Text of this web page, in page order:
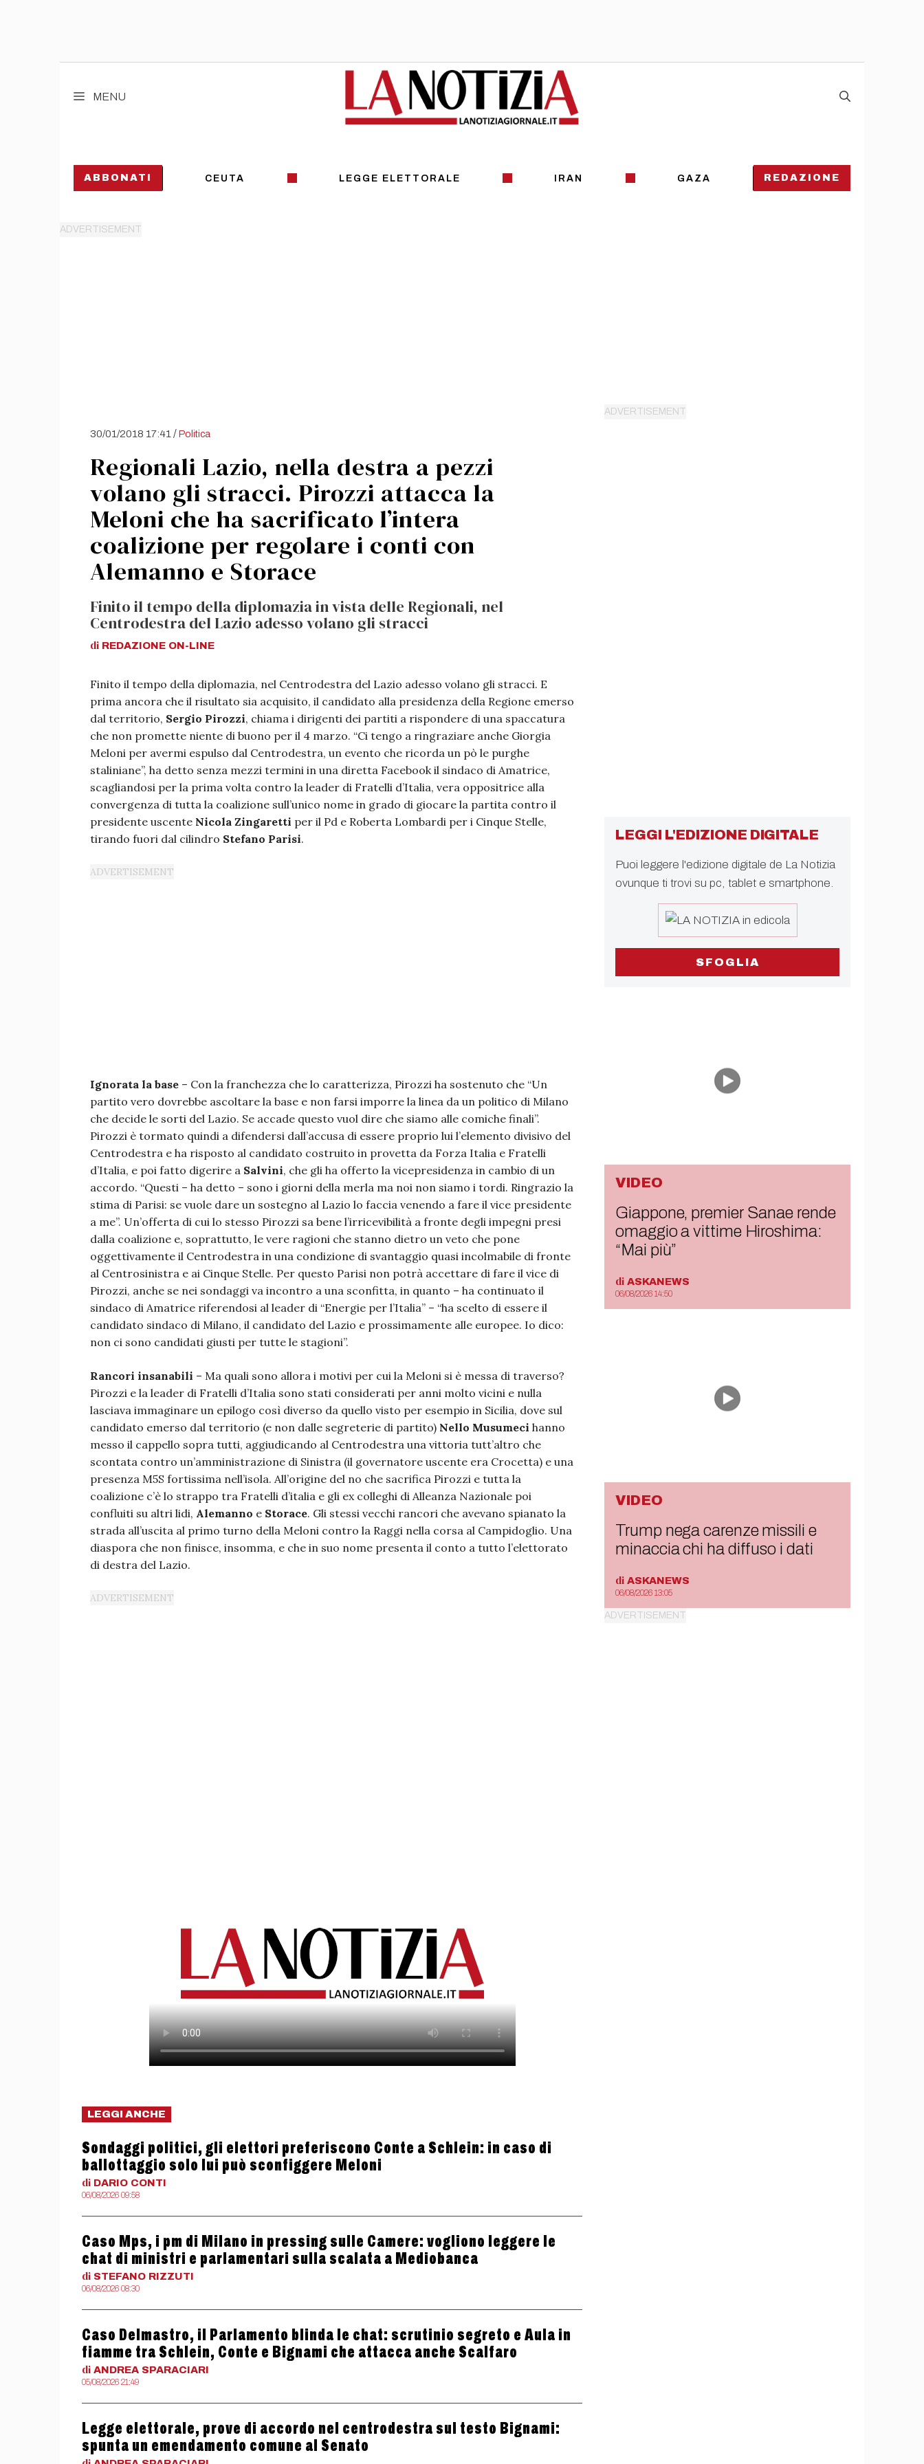
MENU
ABBONATI CEUTA LEGGE ELETTORALE IRAN GAZA REDAZIONE
30/01/2018 17:41 /Politica
Regionali Lazio, nella destra a pezzi
volano gli stracci. Pirozzi attacca la
Meloni che ha sacrificato l’intera
coalizione per regolare i conti con
Alemanno e Storace
Finito il tempo della diplomazia in vista delle Regionali, nel
Centrodestra del Lazio adesso volano gli stracci
di REDAZIONE ON-LINE
Finito il tempo della diplomazia, nel Centrodestra del Lazio adesso volano gli stracci. E
prima ancora che il risultato sia acquisito, il candidato alla presidenza della Regione emerso
dal territorio, Sergio Pirozzi, chiama i dirigenti dei partiti a rispondere di una spaccatura
che non promette niente di buono per il 4 marzo. “Ci tengo a ringraziare anche Giorgia
Meloni per avermi espulso dal Centrodestra, un evento che ricorda un pò le purghe
staliniane”, ha detto senza mezzi termini in una diretta Facebook il sindaco di Amatrice,
scagliandosi per la prima volta contro la leader di Fratelli d’Italia, vera oppositrice alla
convergenza di tutta la coalizione sull’unico nome in grado di giocare la partita contro il
presidente uscente Nicola Zingaretti per il Pd e Roberta Lombardi per i Cinque Stelle,
tirando fuori dal cilindro Stefano Parisi.
Ignorata la base – Con la franchezza che lo caratterizza, Pirozzi ha sostenuto che “Un
partito vero dovrebbe ascoltare la base e non farsi imporre la linea da un politico di Milano
che decide le sorti del Lazio. Se accade questo vuol dire che siamo alle comiche finali”.
Pirozzi è tormato quindi a difendersi dall’accusa di essere proprio lui l’elemento divisivo del
Centrodestra e ha risposto al candidato costruito in provetta da Forza Italia e Fratelli
d’Italia, e poi fatto digerire a Salvini, che gli ha offerto la vicepresidenza in cambio di un
accordo. “Questi – ha detto – sono i giorni della merla ma noi non siamo i tordi. Ringrazio la
stima di Parisi: se vuole dare un sostegno al Lazio lo faccia venendo a fare il vice presidente
a me”. Un’offerta di cui lo stesso Pirozzi sa bene l’irricevibilità a fronte degli impegni presi
dalla coalizione e, soprattutto, le vere ragioni che stanno dietro un veto che pone
oggettivamente il Centrodestra in una condizione di svantaggio quasi incolmabile di fronte
al Centrosinistra e ai Cinque Stelle. Per questo Parisi non potrà accettare di fare il vice di
Pirozzi, anche se nei sondaggi va incontro a una sconfitta, in quanto – ha continuato il
sindaco di Amatrice riferendosi al leader di “Energie per l’Italia” – “ha scelto di essere il
candidato sindaco di Milano, il candidato del Lazio e prossimamente alle europee. Io dico:
non ci sono candidati giusti per tutte le stagioni”.
Rancori insanabili – Ma quali sono allora i motivi per cui la Meloni si è messa di traverso?
Pirozzi e la leader di Fratelli d’Italia sono stati considerati per anni molto vicini e nulla
lasciava immaginare un epilogo così diverso da quello visto per esempio in Sicilia, dove sul
candidato emerso dal territorio (e non dalle segreterie di partito) Nello Musumeci hanno
messo il cappello sopra tutti, aggiudicando al Centrodestra una vittoria tutt’altro che
scontata contro un’amministrazione di Sinistra (il governatore uscente era Crocetta) e una
presenza M5S fortissima nell’isola. All’origine del no che sacrifica Pirozzi e tutta la
coalizione c’è lo strappo tra Fratelli d’italia e gli ex colleghi di Alleanza Nazionale poi
confluiti su altri lidi, Alemanno e Storace. Gli stessi vecchi rancori che avevano spianato la
strada all’uscita al primo turno della Meloni contro la Raggi nella corsa al Campidoglio. Una
diaspora che non finisce, insomma, e che in suo nome presenta il conto a tutto l’elettorato
di destra del Lazio.
LEGGI ANCHE
Sondaggi politici, gli elettori preferiscono Conte a Schlein: in caso di
ballottaggio solo lui può sconfiggere Meloni
di DARIO CONTI
06/08/2026 09:58
Caso Mps, i pm di Milano in pressing sulle Camere: vogliono leggere le
chat di ministri e parlamentari sulla scalata a Mediobanca
di STEFANO RIZZUTI
06/08/2026 08:30
Caso Delmastro, il Parlamento blinda le chat: scrutinio segreto e Aula in
fiamme tra Schlein, Conte e Bignami che attacca anche Scalfaro
di ANDREA SPARACIARI
05/08/2026 21:49
Legge elettorale, prove di accordo nel centrodestra sul testo Bignami:
spunta un emendamento comune al Senato
LEGGI L'EDIZIONE DIGITALE
Puoi leggere l'edizione digitale de La Notizia
ovunque ti trovi su pc, tablet e smartphone.
SFOGLIA
VIDEO
Giappone, premier Sanae rende
omaggio a vittime Hiroshima:
“Mai più”
di ASKANEWS
06/08/2026 14:50
VIDEO
Trump nega carenze missili e
minaccia chi ha diffuso i dati
di ASKANEWS
06/08/2026 13:05